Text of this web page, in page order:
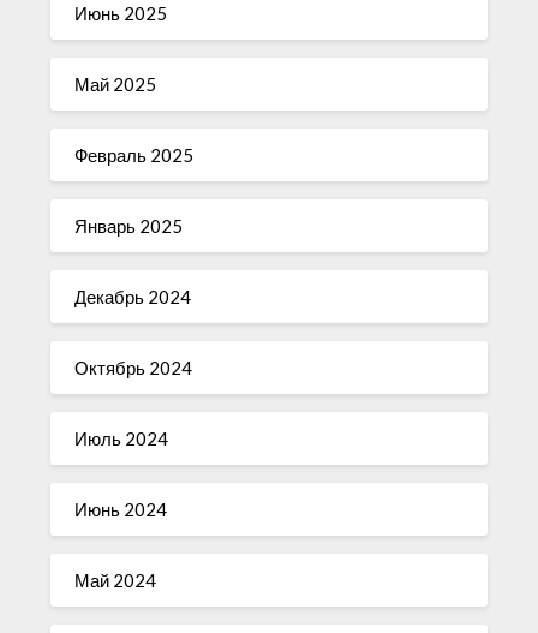
Июнь 2025
Май 2025
Февраль 2025
Январь 2025
Декабрь 2024
Октябрь 2024
Июль 2024
Июнь 2024
Май 2024